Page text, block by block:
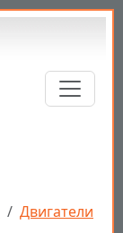
Двигатели